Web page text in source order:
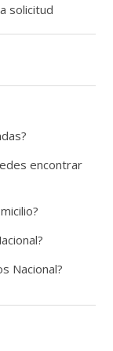
solicitud
encontrar
Nacional?